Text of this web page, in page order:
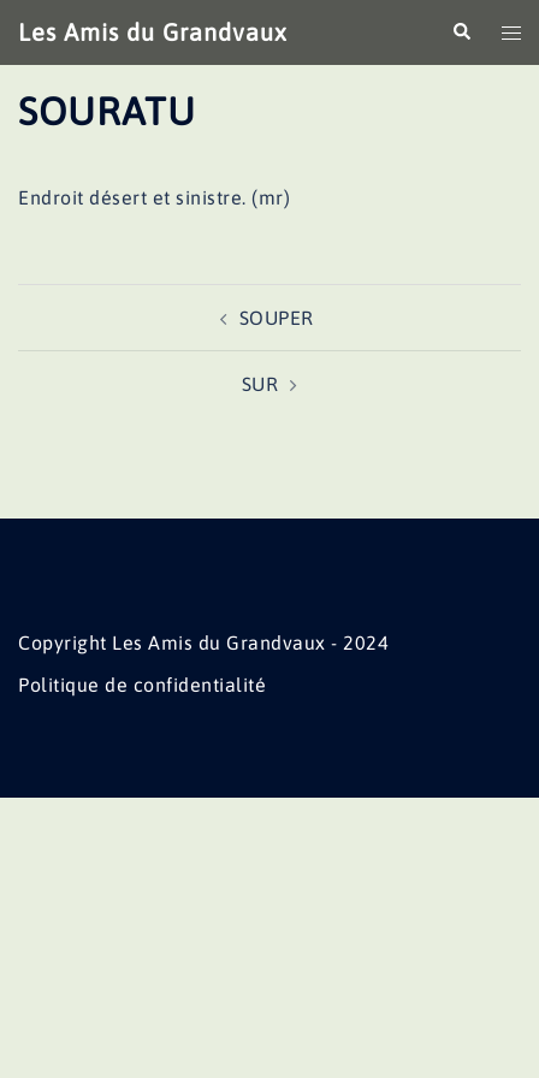
au
contenu
Les Amis du Grandvaux
le
SOURATU
Endroit désert et sinistre. (mr)
SOUPER
SUR
Copyright Les Amis du Grandvaux - 2024
Politique de confidentialité